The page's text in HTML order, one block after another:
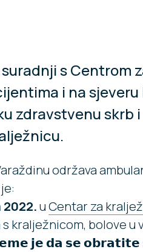
s Centrom
i na
zdravstvenu skrb
održava
2022.uCentar za
kralježnicom, bolove u
𝗷𝗲 𝗱𝗮 𝘀𝗲 𝗼𝗯𝗿𝗮𝘁𝗶𝘁𝗲